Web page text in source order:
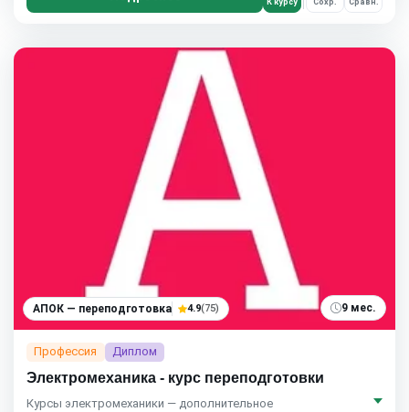
АПОК — переподготовка 4.9(75) 9 мес.
Профессия Диплом
Электромеханика - курс переподготовки
Курсы электромеханики — дополнительное